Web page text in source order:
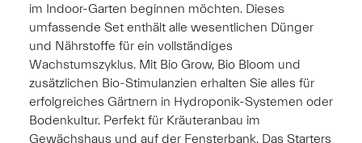
im Indoor-Garten beginnen möchten. Dieses
umfassende Set enthält alle wesentlichen Dünger
und Nährstoffe für ein vollständiges
Wachstumszyklus. Mit Bio Grow, Bio Bloom und
zusätzlichen Bio-Stimulanzien erhalten Sie alles für
erfolgreiches Gärtnern in Hydroponik-Systemen oder
Bodenkultur. Perfekt für Kräuteranbau im
Gewächshaus und auf der Fensterbank. Das Starters